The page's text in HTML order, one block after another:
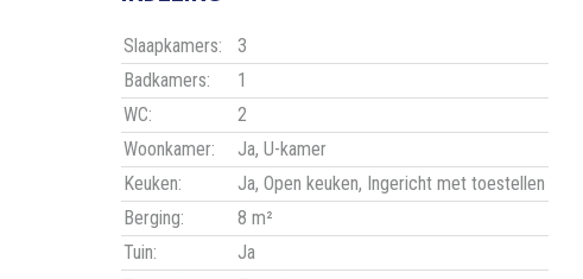
Slaapkamers:
3
Badkamers:
1
WC:
2
Woonkamer:
Ja, U-kamer
Keuken:
Ja, Open keuken, Ingericht met toestellen
Berging:
8 m²
Tuin:
Ja